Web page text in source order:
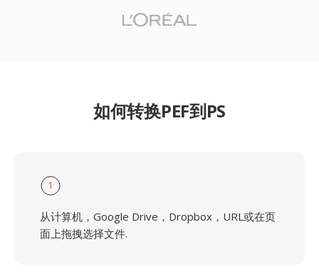
如何转换PEF到PS
1
从计算机，Google Drive，Dropbox，URL或在页
面上拖拽选择文件.